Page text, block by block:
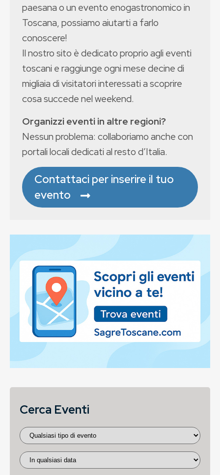
paesana o un evento enogastronomico in
Toscana, possiamo aiutarti a farlo
conoscere!
Il nostro sito è dedicato proprio agli eventi
toscani e raggiunge ogni mese decine di
migliaia di visitatori interessati a scoprire
cosa succede nel weekend.
Organizzi eventi in altre regioni?
Nessun problema: collaboriamo anche con
portali locali dedicati al resto d’Italia.
Contattaci per inserire il tuo
evento
Cerca Eventi